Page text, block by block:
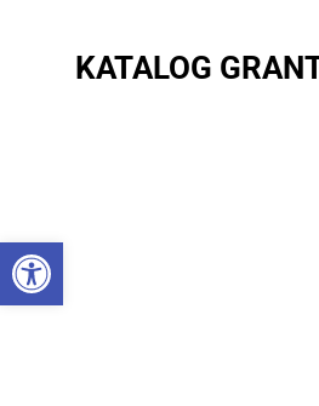
Otwórz pasek narzędzi
KATALOG